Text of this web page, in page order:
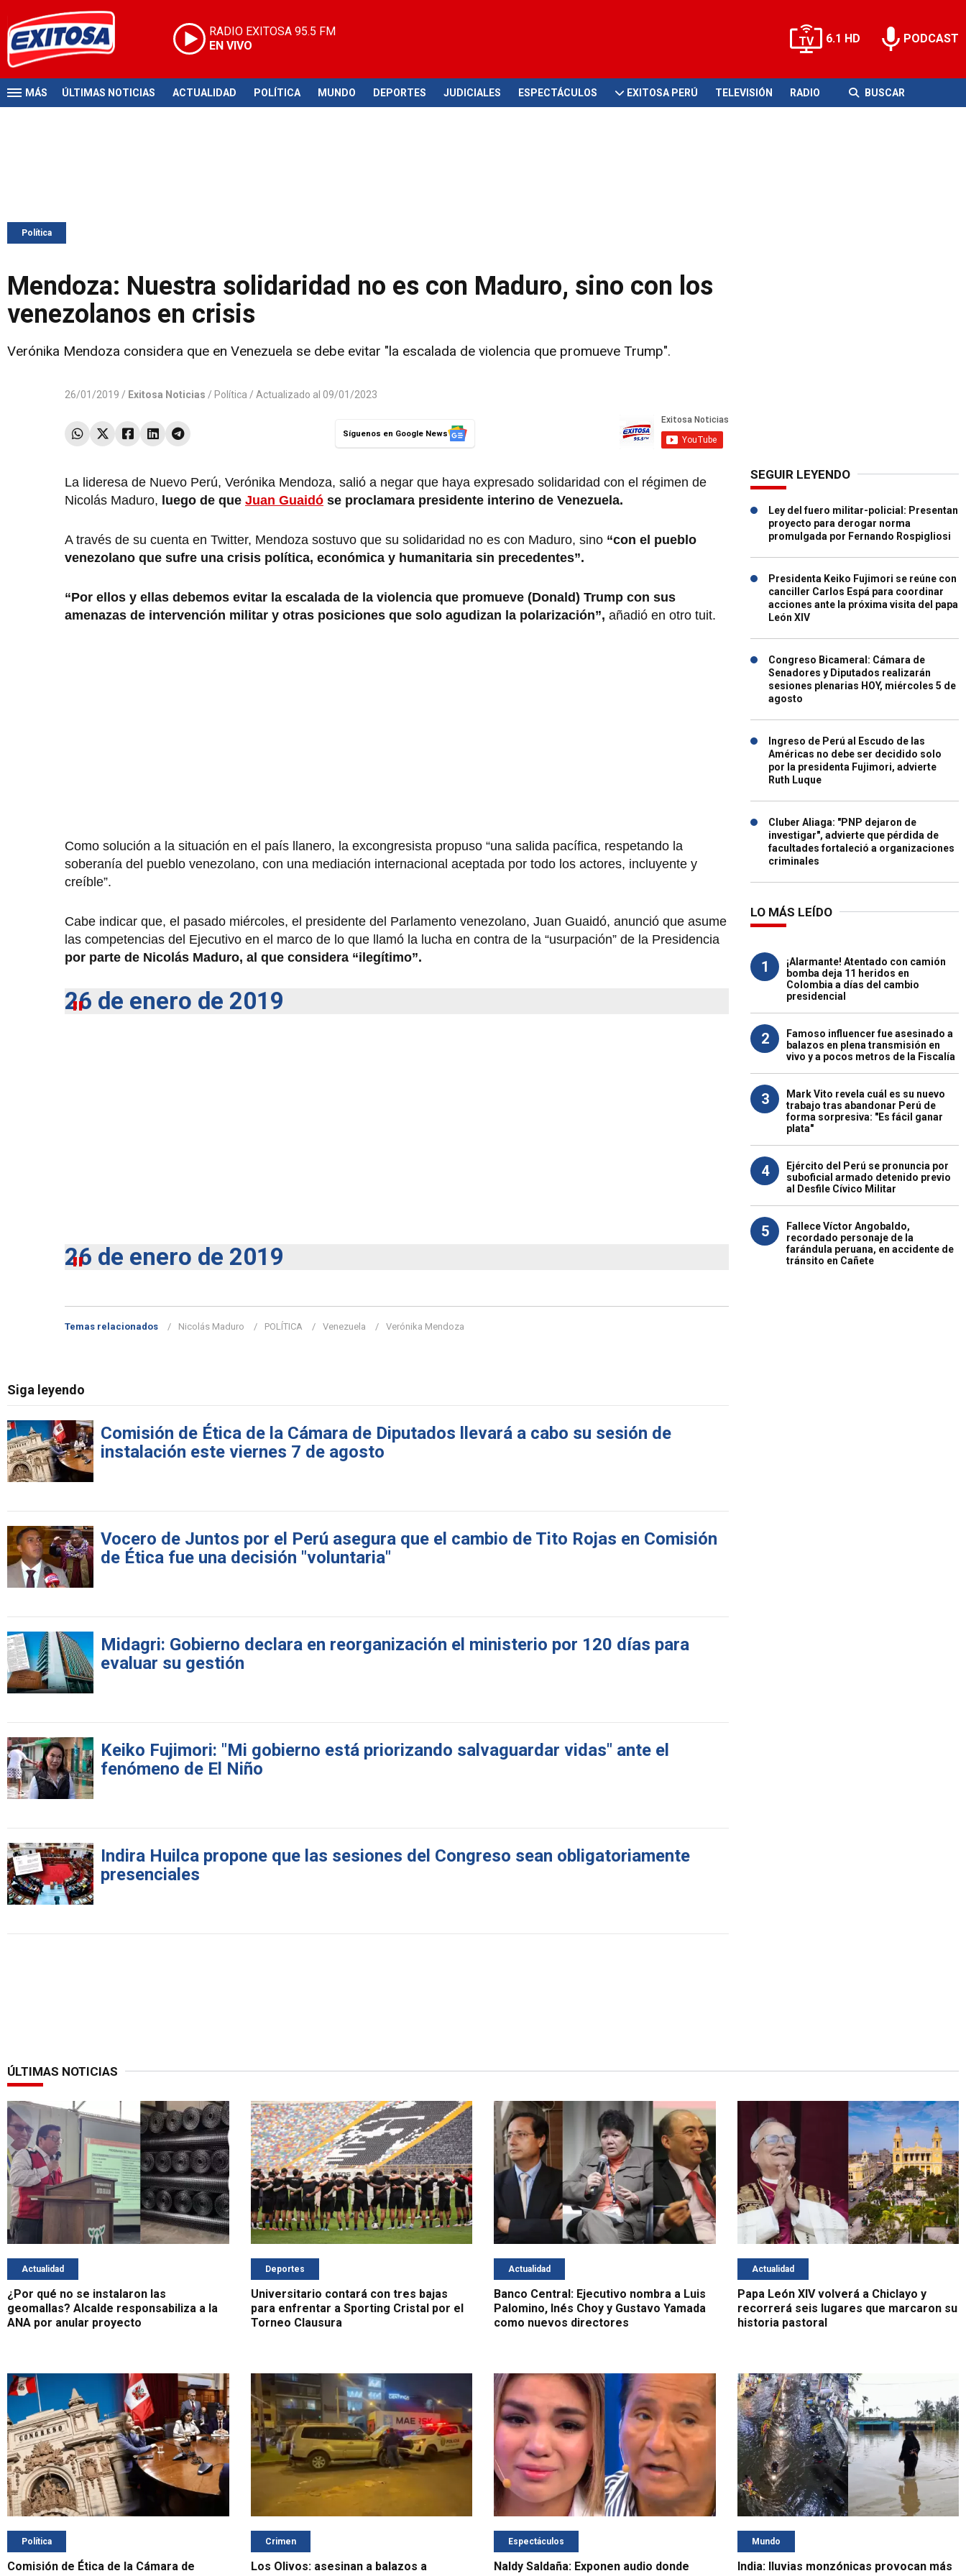
RADIO EXITOSA 95.5 FM
EN VIVO
6.1 HD PODCAST
MÁS ÚLTIMAS NOTICIAS ACTUALIDAD POLÍTICA MUNDO DEPORTES JUDICIALES ESPECTÁCULOS EXITOSA PERÚ TELEVISIÓN RADIO BUSCAR
Política
Mendoza: Nuestra solidaridad no es con Maduro, sino con los
venezolanos en crisis
Verónika Mendoza considera que en Venezuela se debe evitar "la escalada de violencia que promueve Trump".
26/01/2019 / Exitosa Noticias / Política / Actualizado al 09/01/2023
Síguenos en Google News
La lideresa de Nuevo Perú, Verónika Mendoza, salió a negar que haya expresado solidaridad con el régimen de
Nicolás Maduro, luego de que Juan Guaidó se proclamara presidente interino de Venezuela.
A través de su cuenta en Twitter, Mendoza sostuvo que su solidaridad no es con Maduro, sino “con el pueblo
venezolano que sufre una crisis política, económica y humanitaria sin precedentes”.
“Por ellos y ellas debemos evitar la escalada de la violencia que promueve (Donald) Trump con sus
amenazas de intervención militar y otras posiciones que solo agudizan la polarización”, añadió en otro tuit.
Como solución a la situación en el país llanero, la excongresista propuso “una salida pacífica, respetando la
soberanía del pueblo venezolano, con una mediación internacional aceptada por todo los actores, incluyente y
creíble”.
Cabe indicar que, el pasado miércoles, el presidente del Parlamento venezolano, Juan Guaidó, anunció que asume
las competencias del Ejecutivo en el marco de lo que llamó la lucha en contra de la “usurpación” de la Presidencia
por parte de Nicolás Maduro, al que considera “ilegítimo”.
26 de enero de 2019
26 de enero de 2019
Temas relacionados Nicolás Maduro POLÍTICA Venezuela Verónika Mendoza
Siga leyendo
Comisión de Ética de la Cámara de Diputados llevará a cabo su sesión de
instalación este viernes 7 de agosto
Vocero de Juntos por el Perú asegura que el cambio de Tito Rojas en Comisión
de Ética fue una decisión "voluntaria"
Midagri: Gobierno declara en reorganización el ministerio por 120 días para
evaluar su gestión
Keiko Fujimori: "Mi gobierno está priorizando salvaguardar vidas" ante el
fenómeno de El Niño
Indira Huilca propone que las sesiones del Congreso sean obligatoriamente
presenciales
SEGUIR LEYENDO
Ley del fuero militar-policial: Presentan
proyecto para derogar norma
promulgada por Fernando Rospigliosi
Presidenta Keiko Fujimori se reúne con
canciller Carlos Espá para coordinar
acciones ante la próxima visita del papa
León XIV
Congreso Bicameral: Cámara de
Senadores y Diputados realizarán
sesiones plenarias HOY, miércoles 5 de
agosto
Ingreso de Perú al Escudo de las
Américas no debe ser decidido solo
por la presidenta Fujimori, advierte
Ruth Luque
Cluber Aliaga: "PNP dejaron de
investigar", advierte que pérdida de
facultades fortaleció a organizaciones
criminales
LO MÁS LEÍDO
1
¡Alarmante! Atentado con camión
bomba deja 11 heridos en
Colombia a días del cambio
presidencial
2
Famoso influencer fue asesinado a
balazos en plena transmisión en
vivo y a pocos metros de la Fiscalía
3
Mark Vito revela cuál es su nuevo
trabajo tras abandonar Perú de
forma sorpresiva: "Es fácil ganar
plata"
4
Ejército del Perú se pronuncia por
suboficial armado detenido previo
al Desfile Cívico Militar
5
Fallece Víctor Angobaldo,
recordado personaje de la
farándula peruana, en accidente de
tránsito en Cañete
ÚLTIMAS NOTICIAS
Actualidad
¿Por qué no se instalaron las
geomallas? Alcalde responsabiliza a la
ANA por anular proyecto
Deportes
Universitario contará con tres bajas
para enfrentar a Sporting Cristal por el
Torneo Clausura
Actualidad
Banco Central: Ejecutivo nombra a Luis
Palomino, Inés Choy y Gustavo Yamada
como nuevos directores
Actualidad
Papa León XIV volverá a Chiclayo y
recorrerá seis lugares que marcaron su
historia pastoral
Política
Comisión de Ética de la Cámara de
Crimen
Los Olivos: asesinan a balazos a
Espectáculos
Naldy Saldaña: Exponen audio donde
Mundo
India: lluvias monzónicas provocan más